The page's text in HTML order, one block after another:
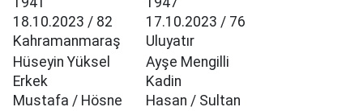
18.10.2023 / 82
Kahramanmaraş
17.10.2023 / 76
Uluyatır
Hüseyin Yüksel
Erkek
Mustafa / Hösne
Ayşe Mengilli
Kadin
Hasan / Sultan